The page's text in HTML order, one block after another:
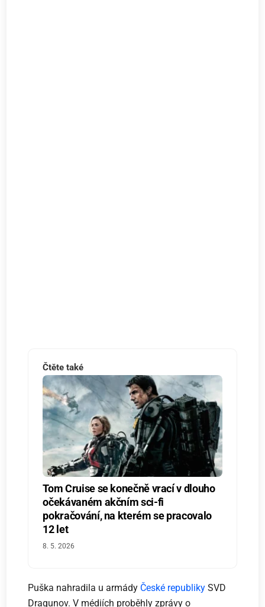
Čtěte také
Tom Cruise se konečně vrací v dlouho
očekávaném akčním sci-fi
pokračování, na kterém se pracovalo
12 let
8. 5. 2026
Puška nahradila u armády České republiky SVD
Dragunov. V médiích proběhly zprávy o